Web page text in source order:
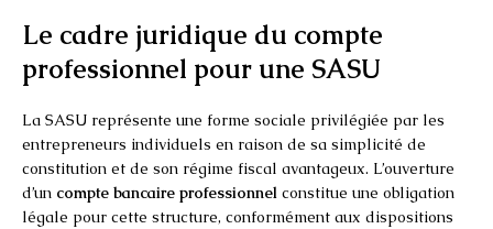
Le cadre juridique du compte
professionnel pour une SASU
La SASU représente une forme sociale privilégiée par les
entrepreneurs individuels en raison de sa simplicité de
constitution et de son régime fiscal avantageux. L’ouverture
d’un compte bancaire professionnel constitue une obligation
légale pour cette structure, conformément aux dispositions